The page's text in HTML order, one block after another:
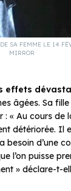
SA FEMME LE 14
MIRROR
effets
âgées. Sa
« Au cours de
détériorée. Il
d’une
l’on puisse
» déclare-t-